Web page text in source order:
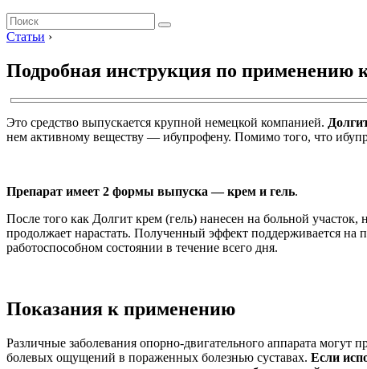
Статьи ›
Подробная инструкция по применению
Это средство выпускается крупной немецкой компанией.
нем активному веществу — ибупрофену. Помимо того, что
Препарат имеет 2 формы выпуска — крем и гель.
После того как Долгит крем (гель) нанесен на больной
продолжает нарастать. Полученный эффект поддерживается на
работоспособном состоянии в течение всего дня.
Показания к применению
Различные заболевания опорно-двигательного аппарата
болевых ощущений в пораженных болезнью суставах. Если